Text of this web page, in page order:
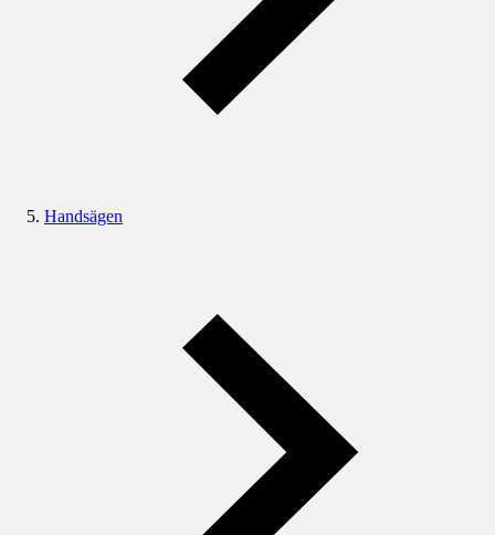
Handsägen